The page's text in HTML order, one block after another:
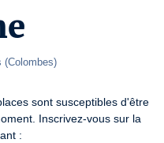
(Colombes)
sont susceptibles d'être
Inscrivez-vous sur la